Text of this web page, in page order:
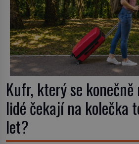
Kufr, který se konečně
lidé čekají na kolečka
let?